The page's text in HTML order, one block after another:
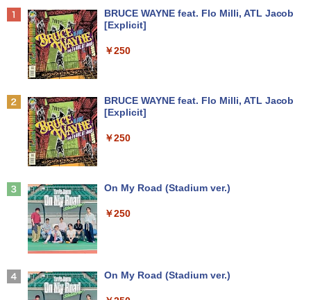
フルHD/wifi/HDMI/USB3.0/中古 ノート
パソコン/モバイルPC/Windows11
￥9,999
【★最大100%ポイント】【新生活応援・
2026】【Office 2019 H&B】NEC Versa
6GB/SSD:128GB/256GB/512GB/1TB/1
FHD(1920x1080)/Win11 バッテリ劣化
ノボ）からご提供 中古 省スペースデスク
トップ Windows11 Office付き 設定済み
中古パソコン | HP | ProDesk 600 G4 SF
第8世代 | Core i5 8500 3.0(〜最大4.1)G
第10世代 フルHD 安心サポート 仕事用
deavor AT997/E Core i5 16GB 22インチ
ィスプレイ 液晶モニタ pcモニタ ワイド
モニター 店長おまかせ メーカーおまかせ
PHILIPS モニター 23.6インチ 243V5 VA
カー内蔵 中古ディスプレイ
【中古】【液晶モニター】NEC 24型ワイ
￥7,480
￥770
ィーメンバーと世界に復讐＆『ざま
ぁ！』します！【電子書籍】
￥792
異世界居酒屋「のぶ」(22) 【電子書籍】[
Anker Soundcore P40i ブラック
Anker Soundcore P31i ブラック
Anker Soundcore Liberty 5 ミッドナイトブ
【2026年アップグレード版】AOKIMI ワイヤ
BRUCE WAYNE feat. Flo Milli, ATL Jacob
[Explicit]
￥250
BRUCE WAYNE feat. Flo Milli, ATL Jacob
[Explicit]
￥250
On My Road (Stadium ver.)
￥250
On My Road (Stadium ver.)